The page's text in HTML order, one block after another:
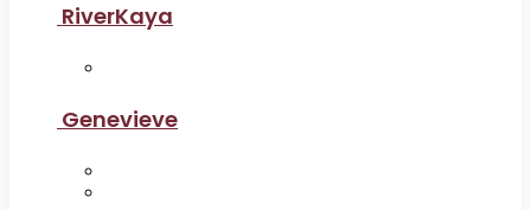
RiverKaya
Genevieve